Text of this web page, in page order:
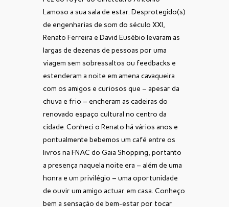
Lamoso a sua sala de estar. Desprotegido(s)
de engenharias de som do século XXI,
Renato Ferreira e David Eusébio levaram as
largas de dezenas de pessoas por uma
viagem sem sobressaltos ou feedbacks e
estenderam a noite em amena cavaqueira
com os amigos e curiosos que – apesar da
chuva e frio – encheram as cadeiras do
renovado espaço cultural no centro da
cidade. Conheci o Renato há vários anos e
pontualmente bebemos um café entre os
livros na FNAC do Gaia Shopping, portanto
a presença naquela noite era – além de uma
honra e um privilégio – uma oportunidade
de ouvir um amigo actuar em casa. Conheço
bem a sensação de bem-estar por tocar